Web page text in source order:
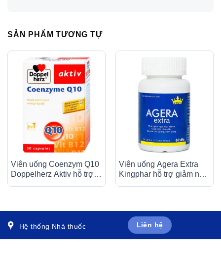
SẢN PHẨM TƯƠNG TỰ
Viên uống Coenzym Q10
Doppelherz Aktiv hỗ trợ
Viên uống Agera Extra
Kingphar hỗ trợ giảm ngạt
Hệ thống Nhà thuốc Liên hệ